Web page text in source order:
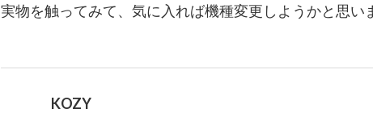
実物を触ってみて、気に入れば機種変更しようかと思い
KOZY